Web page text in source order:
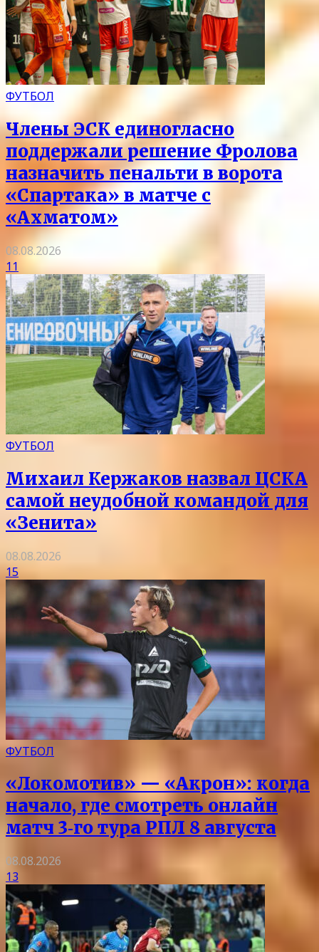
ФУТБОЛ
Члены ЭСК единогласно
поддержали решение Фролова
назначить пенальти в ворота
«Спартака» в матче с
«Ахматом»
08.08.2026
11
ФУТБОЛ
Михаил Кержаков назвал ЦСКА
самой неудобной командой для
«Зенита»
08.08.2026
15
ФУТБОЛ
«Локомотив» — «Акрон»: когда
начало, где смотреть онлайн
матч 3‑го тура РПЛ 8 августа
08.08.2026
13